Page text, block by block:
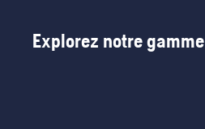
consulter
Explorez notre gamme